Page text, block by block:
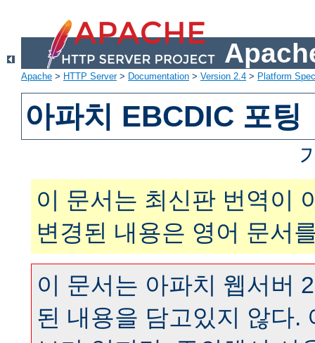
Apache > HTTP Server> Documentation > Version 2.4 > Platform
아파치 EBCDIC 포팅
이 문서는 최신판 번역이
변경된 내용은 영어 문서
이 문서는 아파치 웹서버
된 내용을 담고있지 않다.